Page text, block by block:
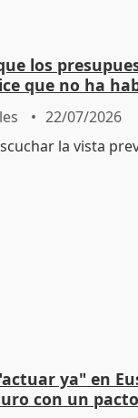
los
que no ha
22/07/2026
ya" en
con un